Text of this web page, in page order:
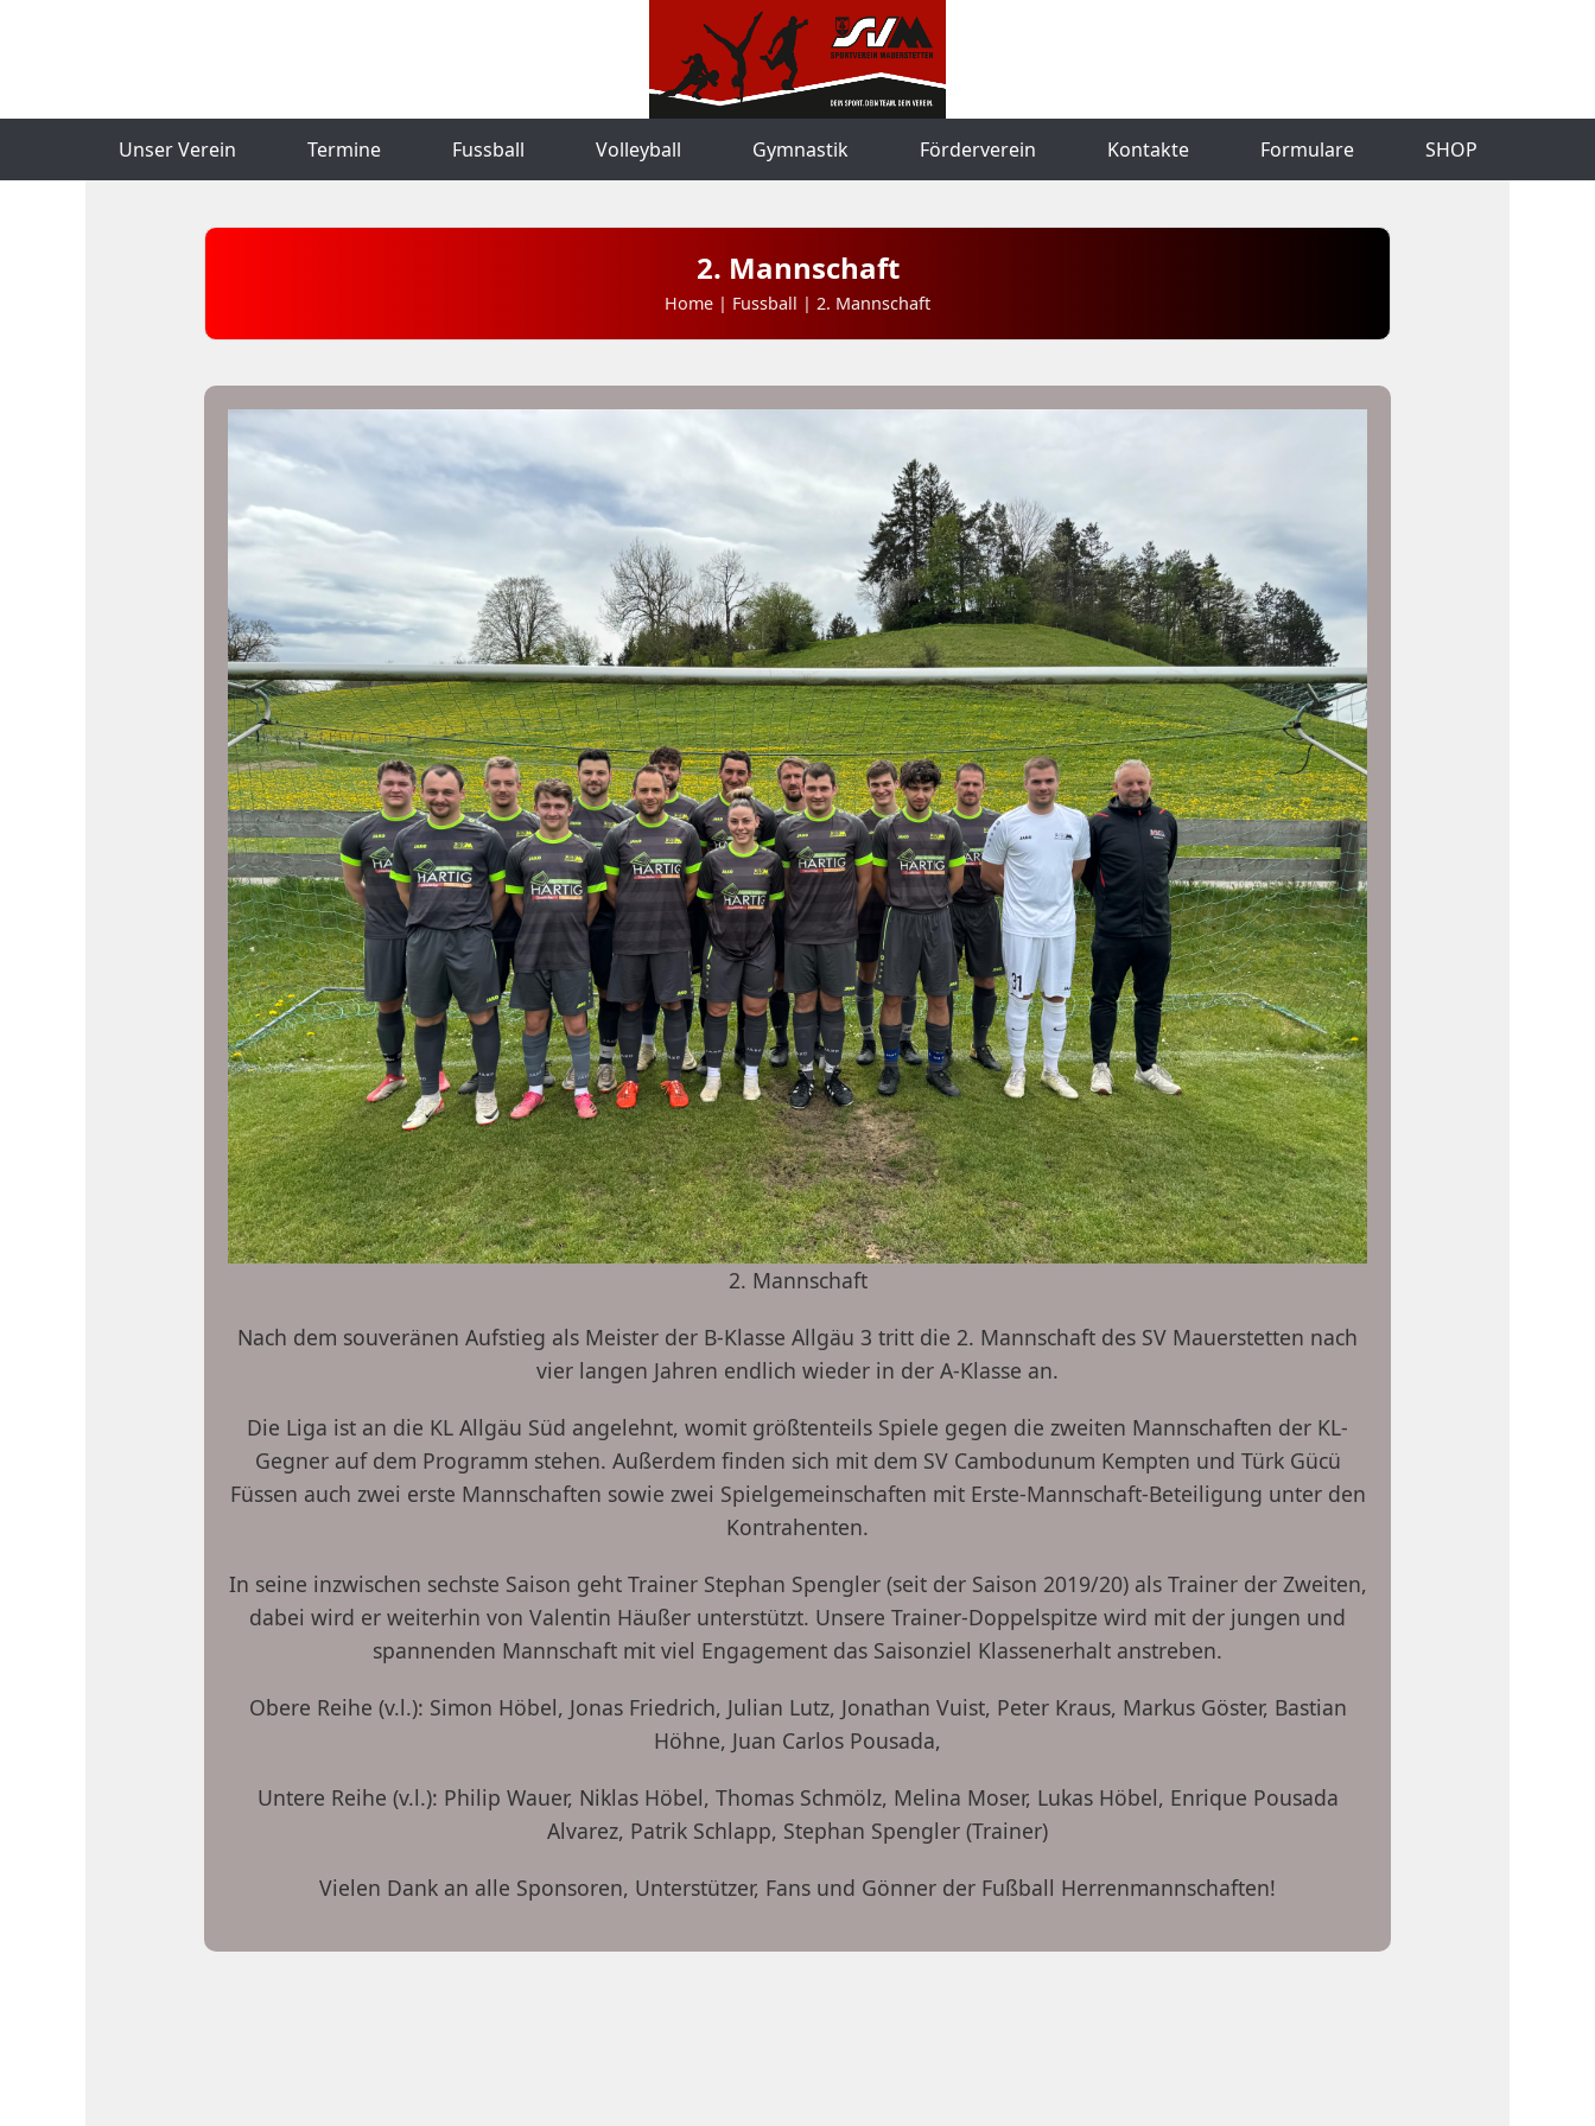
Unser Verein Termine Fussball Volleyball Gymnastik Förderverein Kontakte Formulare SHOP
2. Mannschaft
Home | Fussball | 2. Mannschaft
2. Mannschaft
Nach dem souveränen Aufstieg als Meister der B-Klasse Allgäu 3 tritt die 2. Mannschaft des SV Mauerstetten nach
vier langen Jahren endlich wieder in der A-Klasse an.
Die Liga ist an die KL Allgäu Süd angelehnt, womit größtenteils Spiele gegen die zweiten Mannschaften der KL-
Gegner auf dem Programm stehen. Außerdem finden sich mit dem SV Cambodunum Kempten und Türk Gücü
Füssen auch zwei erste Mannschaften sowie zwei Spielgemeinschaften mit Erste-Mannschaft-Beteiligung unter den
Kontrahenten.
In seine inzwischen sechste Saison geht Trainer Stephan Spengler (seit der Saison 2019/20) als Trainer der Zweiten,
dabei wird er weiterhin von Valentin Häußer unterstützt. Unsere Trainer-Doppelspitze wird mit der jungen und
spannenden Mannschaft mit viel Engagement das Saisonziel Klassenerhalt anstreben.
Obere Reihe (v.l.): Simon Höbel, Jonas Friedrich, Julian Lutz, Jonathan Vuist, Peter Kraus, Markus Göster, Bastian
Höhne, Juan Carlos Pousada,
Untere Reihe (v.l.): Philip Wauer, Niklas Höbel, Thomas Schmölz, Melina Moser, Lukas Höbel, Enrique Pousada
Alvarez, Patrik Schlapp, Stephan Spengler (Trainer)
Vielen Dank an alle Sponsoren, Unterstützer, Fans und Gönner der Fußball Herrenmannschaften!